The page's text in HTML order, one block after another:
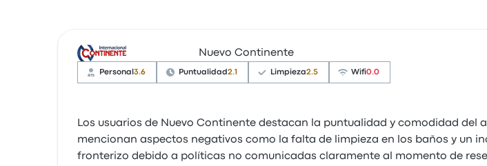
Nuevo Continente
Personal 3.6 Puntualidad 2.1 Limpieza2.5 Wifi0.0
Los usuarios de Nuevo Continente destacan la puntualidad y comodidad del
mencionan aspectos negativos como la falta de limpieza en los baños y un
fronterizo debido a políticas no comunicadas claramente al momento de